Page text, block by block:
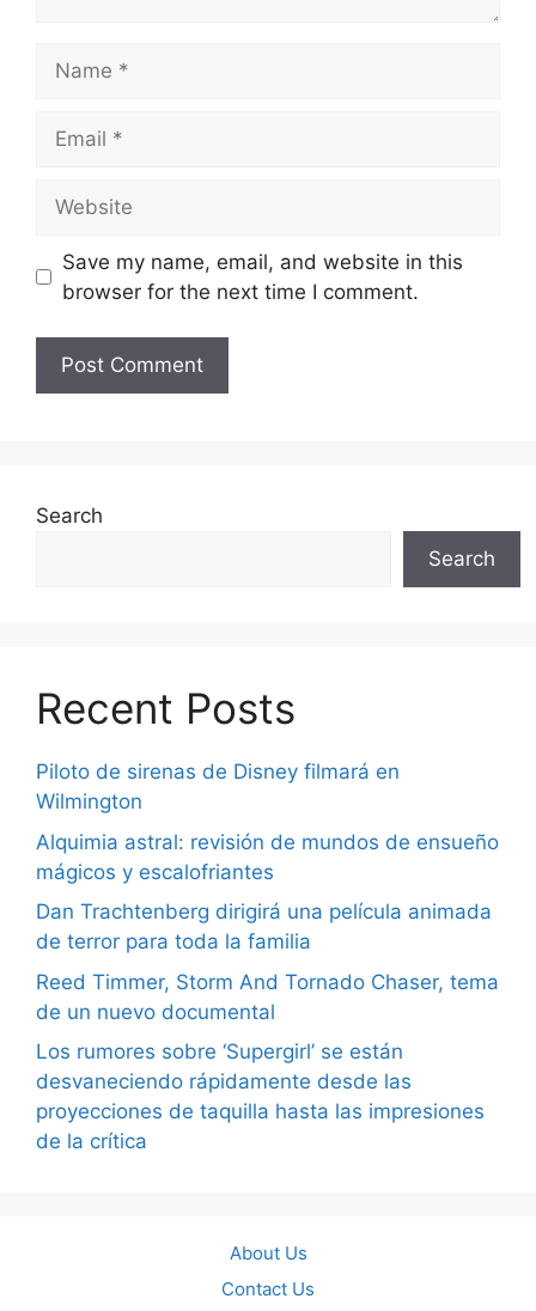
Save my name, email, and website in this
browser for the next time I comment.
Search
Search
Recent Posts
Piloto de sirenas de Disney filmará en
Wilmington
Alquimia astral: revisión de mundos de ensueño
mágicos y escalofriantes
Dan Trachtenberg dirigirá una película animada
de terror para toda la familia
Reed Timmer, Storm And Tornado Chaser, tema
de un nuevo documental
Los rumores sobre ‘Supergirl’ se están
desvaneciendo rápidamente desde las
proyecciones de taquilla hasta las impresiones
de la crítica
About Us
Contact Us